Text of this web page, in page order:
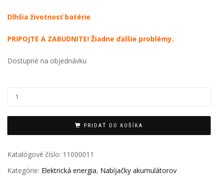
Dlhšia životnosť batérie
PRIPOJTE A ZABUDNITE! Žiadne ďalšie problémy.
Dostupné na objednávku
PRIDAŤ DO KOŠÍKA
Katalógové číslo: 11000011
Kategórie: Elektrická energia, Nabíjačky akumulátorov